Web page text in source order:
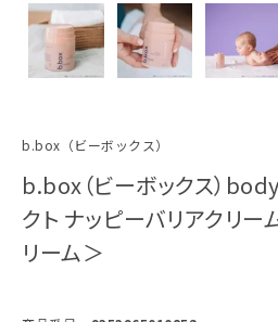
b.box（ビーボックス）
b.box（ビーボックス）
クト ナッピーバリアクリ
リーム＞